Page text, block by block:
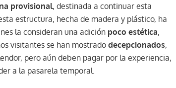
provisional, destinada a continuar esta
estructura, hecha de madera y plástico, ha
la consideran una adición poco estética,
visitantes se han mostrado decepcionados,
pero aún deben pagar por la experiencia,
a la pasarela temporal.